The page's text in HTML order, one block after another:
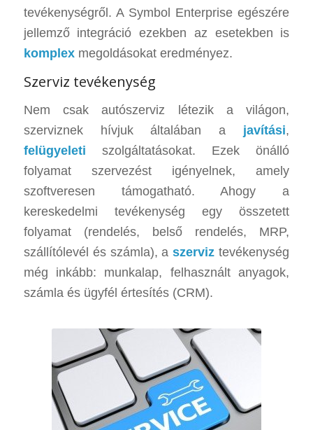
tevékenységről. A Symbol Enterprise egészére
jellemző integráció ezekben az esetekben is
komplexmegoldásokat eredményez.
Szerviz tevékenység
Nem csak autószerviz létezik a világon,
szerviznek hívjuk általában a javítási,
felügyeleti szolgáltatásokat. Ezek önálló
folyamat szervezést igényelnek, amely
szoftveresen támogatható. Ahogy a
kereskedelmi tevékenység egy összetett
folyamat (rendelés, belső rendelés, MRP,
szállítólevél és számla), aszerviz tevékenység
még inkább: munkalap, felhasznált anyagok,
számla és ügyfél értesítés (CRM).